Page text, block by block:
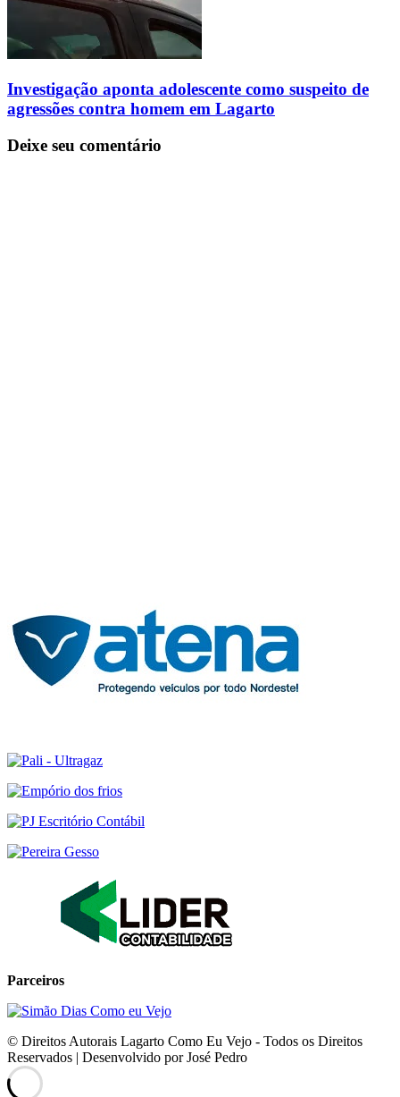
Investigação aponta adolescente como suspeito de
agressões contra homem em Lagarto
Deixe seu comentário
Parceiros
© Direitos Autorais Lagarto Como Eu Vejo - Todos os Direitos
Reservados | Desenvolvido por José Pedro